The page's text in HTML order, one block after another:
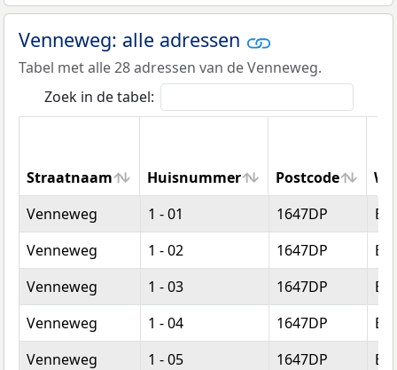
Venneweg: alle adressen
Tabel met alle 28 adressen van de Venneweg.
Zoek in de tabel:
Straatnaam Huisnummer Postcode
Straatnaam
Huisnummer Postcode
Venneweg 1 - 01 1647DP
Venneweg
1 - 02 1647DP
Venneweg
1 - 03 1647DP
Venneweg
1 - 04 1647DP
Venneweg
1 - 05 1647DP